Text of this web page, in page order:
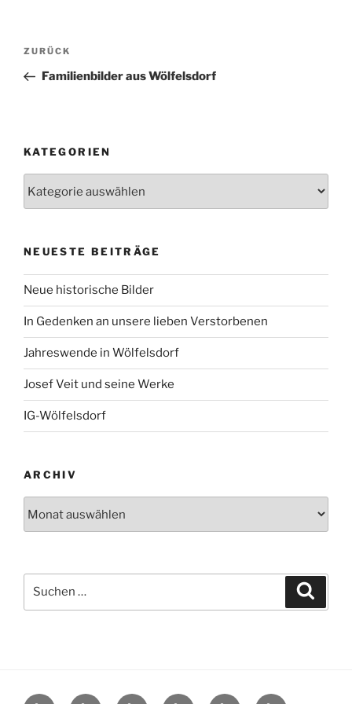
Beitragsnavigation
Vorheriger
Beitrag
ZURÜCK
Familienbilder aus Wölfelsdorf
KATEGORIEN
NEUESTE BEITRÄGE
Neue historische Bilder
In Gedenken an unsere lieben Verstorbenen
Jahreswende in Wölfelsdorf
Josef Veit und seine Werke
IG-Wölfelsdorf
ARCHIV
nach: